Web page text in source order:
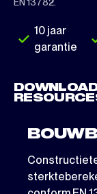
EN 13782.
10 jaar
garantie